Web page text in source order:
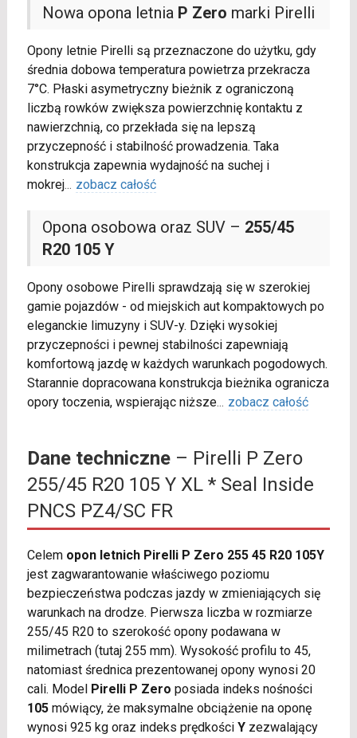
Nowa opona letnia P Zero marki Pirelli
Opony letnie Pirelli są przeznaczone do użytku, gdy
średnia dobowa temperatura powietrza przekracza
7°C. Płaski asymetryczny bieżnik z ograniczoną
liczbą rowków zwiększa powierzchnię kontaktu z
nawierzchnią, co przekłada się na lepszą
przyczepność i stabilność prowadzenia. Taka
konstrukcja zapewnia wydajność na suchej i
mokrej... zobacz całość
Opona osobowa oraz SUV – 255/45
R20 105 Y
Opony osobowe Pirelli sprawdzają się w szerokiej
gamie pojazdów - od miejskich aut kompaktowych po
eleganckie limuzyny i SUV-y. Dzięki wysokiej
przyczepności i pewnej stabilności zapewniają
komfortową jazdę w każdych warunkach pogodowych.
Starannie dopracowana konstrukcja bieżnika ogranicza
opory toczenia, wspierając niższe... zobacz całość
Dane techniczne– Pirelli P Zero
255/45 R20 105 Y XL * Seal Inside
PNCS PZ4/SC FR
Celem opon letnich Pirelli P Zero 255 45 R20 105Y
jest zagwarantowanie właściwego poziomu
bezpieczeństwa podczas jazdy w zmieniających się
warunkach na drodze. Pierwsza liczba w rozmiarze
255/45 R20 to szerokość opony podawana w
milimetrach (tutaj 255 mm). Wysokość profilu to 45,
natomiast średnica prezentowanej opony wynosi 20
cali. Model Pirelli P Zero posiada indeks nośności
105mówiący, że maksymalne obciążenie na oponę
wynosi 925 kg oraz indeks prędkości Yzezwalający